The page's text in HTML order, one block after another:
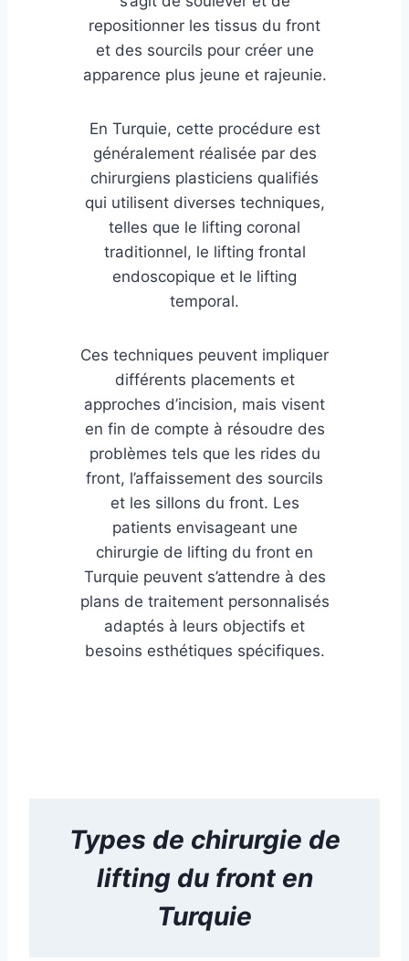
repositionner les tissus du front
et des sourcils pour créer une
apparence plus jeune et rajeunie.
En Turquie, cette procédure est
généralement réalisée par des
chirurgiens plasticiens qualifiés
qui utilisent diverses techniques,
telles que le lifting coronal
traditionnel, le lifting frontal
endoscopique et le lifting
temporal.
Ces techniques peuvent impliquer
différents placements et
approches d’incision, mais visent
en fin de compte à résoudre des
problèmes tels que les rides du
front, l’affaissement des sourcils
et les sillons du front. Les
patients envisageant une
chirurgie de lifting du front en
Turquie peuvent s’attendre à des
plans de traitement personnalisés
adaptés à leurs objectifs et
besoins esthétiques spécifiques.
Types de chirurgie de
lifting du front en
Turquie